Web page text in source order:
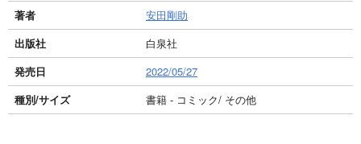
著者
安田剛助
出版社
白泉社
発売日
2022/05/27
種別/サイズ
書籍 - コミック/ その他